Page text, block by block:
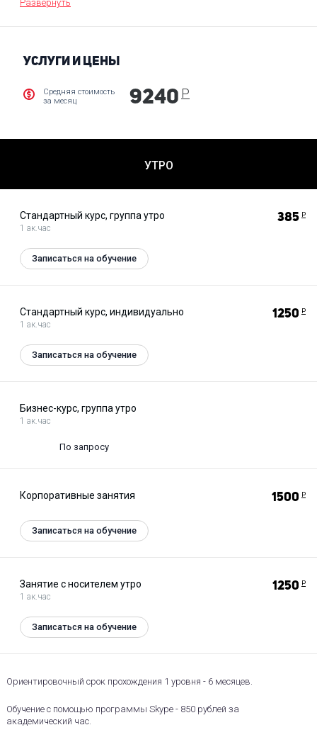
Развернуть
УСЛУГИ И ЦЕНЫ
Средняя стоимость
за месяц
9240 Р
УТРО
Стандартный курс, группа утро
1 ак.час
385 Р
Записаться на обучение
Стандартный курс, индивидуально
1 ак.час
1250 Р
Записаться на обучение
Бизнес-курс, группа утро
1 ак.час
По запросу
Корпоративные занятия 1500 Р
Записаться на обучение
Занятие с носителем утро
1 ак.час
1250 Р
Записаться на обучение
Ориентировочный срок прохождения 1 уровня - 6 месяцев.
Обучение с помощью программы Skype - 850 рублей за
академический час.